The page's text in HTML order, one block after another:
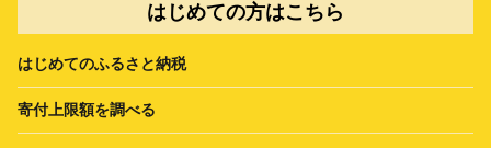
はじめての方はこちら
はじめてのふるさと納税
寄付上限額を調べる